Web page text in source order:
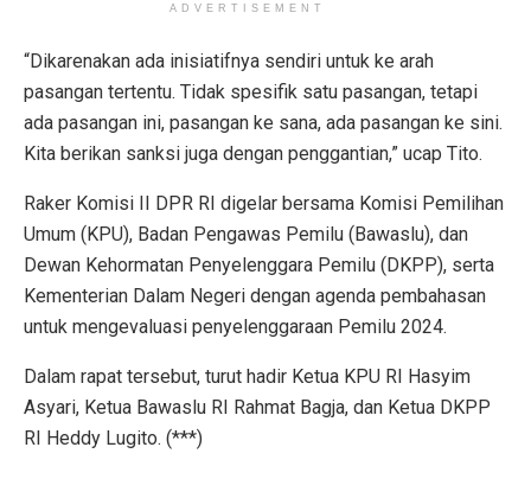
ADVERTISEMENT
“Dikarenakan ada inisiatifnya sendiri untuk ke arah
pasangan tertentu. Tidak spesifik satu pasangan, tetapi
ada pasangan ini, pasangan ke sana, ada pasangan ke sini.
Kita berikan sanksi juga dengan penggantian,” ucap Tito.
Raker Komisi II DPR RI digelar bersama Komisi Pemilihan
Umum (KPU), Badan Pengawas Pemilu (Bawaslu), dan
Dewan Kehormatan Penyelenggara Pemilu (DKPP), serta
Kementerian Dalam Negeri dengan agenda pembahasan
untuk mengevaluasi penyelenggaraan Pemilu 2024.
Dalam rapat tersebut, turut hadir Ketua KPU RI Hasyim
Asyari, Ketua Bawaslu RI Rahmat Bagja, dan Ketua DKPP
RI Heddy Lugito. (***)